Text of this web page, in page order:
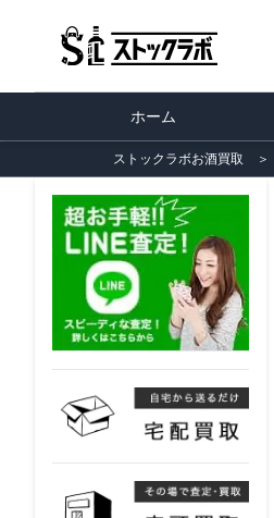
ホーム
ストックラボお酒買取 ＞